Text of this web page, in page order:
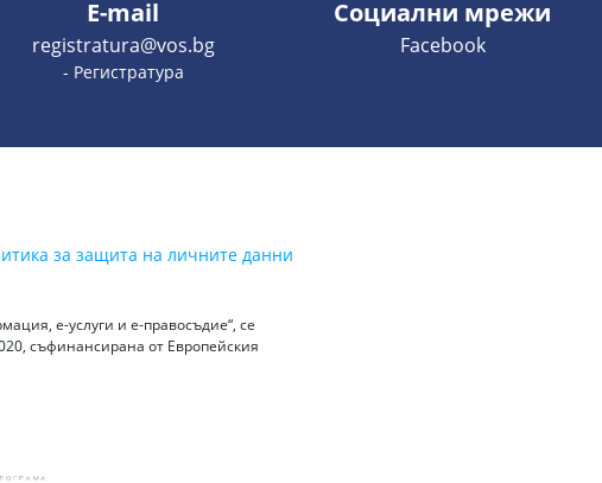
E-mail
registratura@vos.bg
- Регистратура
Социални мрежи
Facebook
за защита на личните данни
е-услуги и е-правосъдие“, се
съфинансирана от Европейския